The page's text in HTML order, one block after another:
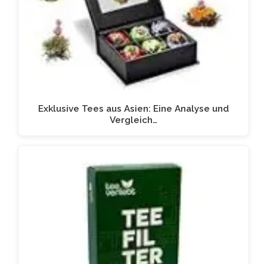
Exklusive Tees aus Asien: Eine Analyse und
Vergleich…